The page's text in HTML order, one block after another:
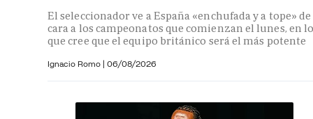
El seleccionador ve a España «enchufada y a tope» de
cara a los campeonatos que comienzan el lunes, en
que cree que el equipo británico será el más potente
Ignacio Romo | 06/08/2026